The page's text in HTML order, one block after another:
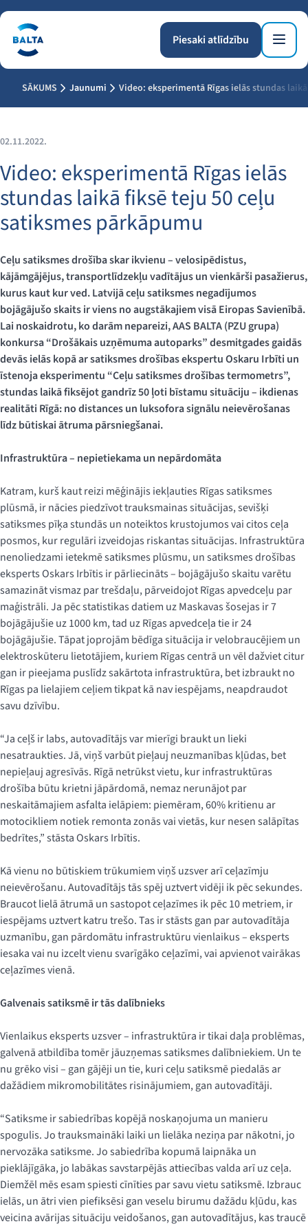
Piesaki atlīdzību
SĀKUMS Jaunumi Video: eksperimentā Rīgas ielās stundas
02.11.2022.
Video: eksperimentā Rīgas ielās
stundas laikā fiksē teju 50 ceļu
satiksmes pārkāpumu
Ceļu satiksmes drošība skar ikvienu – velosipēdistus,
kājāmgājējus, transportlīdzekļu vadītājus un vienkārši pasažierus,
kurus kaut kur ved. Latvijā ceļu satiksmes negadījumos
bojāgājušo skaits ir viens no augstākajiem visā Eiropas Savienībā.
Lai noskaidrotu, ko darām nepareizi, AAS BALTA (PZU grupa)
konkursa“Drošākais uzņēmuma autoparks” desmitgades gaidās
devās ielās kopā ar satiksmes drošības ekspertu Oskaru Irbīti un
īstenoja eksperimentu “Ceļu satiksmes drošības termometrs”,
stundas laikā fiksējot gandrīz 50 ļoti bīstamu situāciju – ikdienas
realitāti Rīgā: no distances un luksofora signālu neievērošanas
līdz būtiskai ātruma pārsniegšanai.
Infrastruktūra – nepietiekama un nepārdomāta
Katram, kurš kaut reizi mēģinājis iekļauties Rīgas satiksmes
plūsmā, ir nācies piedzīvot trauksmainas situācijas, sevišķi
satiksmes pīķa stundās un noteiktos krustojumos vai citos ceļa
posmos, kur regulāri izveidojas riskantas situācijas. Infrastruktūra
nenoliedzami ietekmē satiksmes plūsmu, un satiksmes drošības
eksperts Oskars Irbītis ir pārliecināts – bojāgājušo skaitu varētu
samazināt vismaz par trešdaļu, pārveidojot Rīgas apvedceļu par
maģistrāli. Ja pēc statistikas datiem uz Maskavas šosejas ir 7
bojāgājušie uz 1000 km, tad uz Rīgas apvedceļa tie ir 24
bojāgājušie. Tāpat joprojām bēdīga situācija ir velobraucējiem un
elektroskūteru lietotājiem, kuriem Rīgas centrā un vēl dažviet citur
gan ir pieejama puslīdz sakārtota infrastruktūra, bet izbraukt no
Rīgas pa lielajiem ceļiem tikpat kā nav iespējams, neapdraudot
savu dzīvību.
“Ja ceļš ir labs, autovadītājs var mierīgi braukt un lieki
nesatraukties. Jā, viņš varbūt pieļauj neuzmanības kļūdas, bet
nepieļauj agresīvās. Rīgā netrūkst vietu, kur infrastruktūras
drošība būtu krietni jāpārdomā, nemaz nerunājot par
neskaitāmajiem asfalta ielāpiem: piemēram, 60% kritienu ar
motocikliem notiek remonta zonās vai vietās, kur nesen salāpītas
bedrītes,” stāsta Oskars Irbītis.
Kā vienu no būtiskiem trūkumiem viņš uzsver arī ceļazīmju
neievērošanu. Autovadītājs tās spēj uztvert vidēji ik pēc sekundes.
Braucot lielā ātrumā un sastopot ceļazīmes ik pēc 10 metriem, ir
iespējams uztvert katru trešo. Tas ir stāsts gan par autovadītāja
uzmanību, gan pārdomātu infrastruktūru vienlaikus – eksperts
iesaka vai nu izcelt vienu svarīgāko ceļazīmi, vai apvienot vairākas
ceļazīmes vienā.
Galvenais satiksmē ir tās dalībnieks
Vienlaikus eksperts uzsver – infrastruktūra ir tikai daļa problēmas,
galvenā atbildība tomēr jāuzņemas satiksmes dalībniekiem. Un te
nu grēko visi – gan gājēji un tie, kuri ceļu satiksmē piedalās ar
dažādiem mikromobilitātes risinājumiem, gan autovadītāji.
“Satiksme ir sabiedrības kopējā noskaņojuma un manieru
spogulis. Jo trauksmaināki laiki un lielāka neziņa par nākotni, jo
nervozāka satiksme. Jo sabiedrība kopumā laipnāka un
pieklājīgāka, jo labākas savstarpējās attiecības valda arī uz ceļa.
Diemžēl mēs esam spiesti cīnīties par savu vietu satiksmē. Izbrauc
ielās, un ātri vien piefiksēsi gan veselu birumu dažādu kļūdu, kas
veicina avārijas situāciju veidošanos, gan autovadītājus, kas traucē